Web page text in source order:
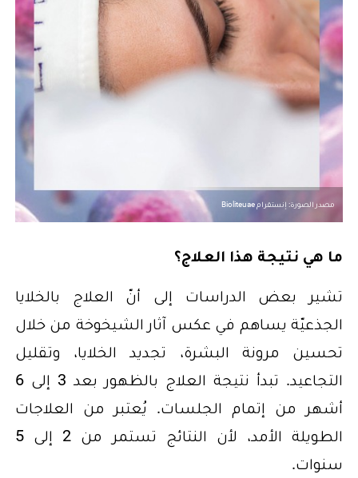
مصدر الصورة: إنستقرام Bioliteuae
ما هي نتيجة هذا العلاج؟
تشير بعض الدراسات إلى أنّ العلاج بالخلايا
الجذعيّة يساهم في عكس آثار الشيخوخة من خلال
تحسين مرونة البشرة، تجديد الخلايا، وتقليل
التجاعيد. تبدأ نتيجة العلاج بالظهور بعد 3 إلى 6
أشهر من إتمام الجلسات. يُعتبر من العلاجات
الطويلة الأمد، لأن النتائج تستمر من 2 إلى 5
سنوات.